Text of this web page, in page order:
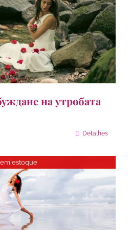
на утробата
Detalhes
estoque